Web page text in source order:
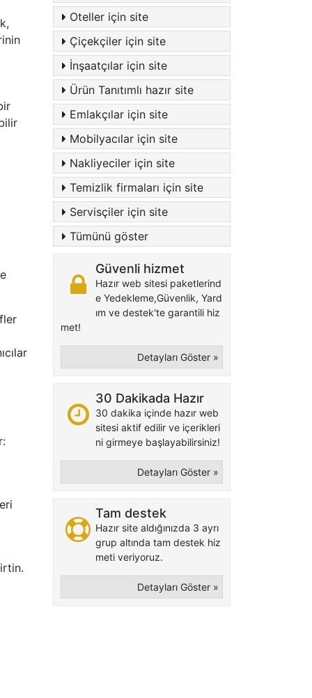
Oteller için site
Çiçekçiler için site
İnşaatçılar için site
Ürün Tanıtımlı hazır site
Emlakçılar için site
Mobilyacılar için site
Nakliyeciler için site
Temizlik firmaları için site
Servisçiler için site
Tümünü göster
Güvenli hizmet
Hazır web sitesi paketlerind
e Yedekleme,Güvenlik, Yard
ım ve destek'te garantili hiz
met!
Detayları Göster »
30 Dakikada Hazır
30 dakika içinde hazır web
sitesi aktif edilir ve içerikleri
ni girmeye başlayabilirsiniz!
Detayları Göster »
Tam destek
Hazır site aldığınızda 3 ayrı
grup altında tam destek hiz
meti veriyoruz.
Detayları Göster »